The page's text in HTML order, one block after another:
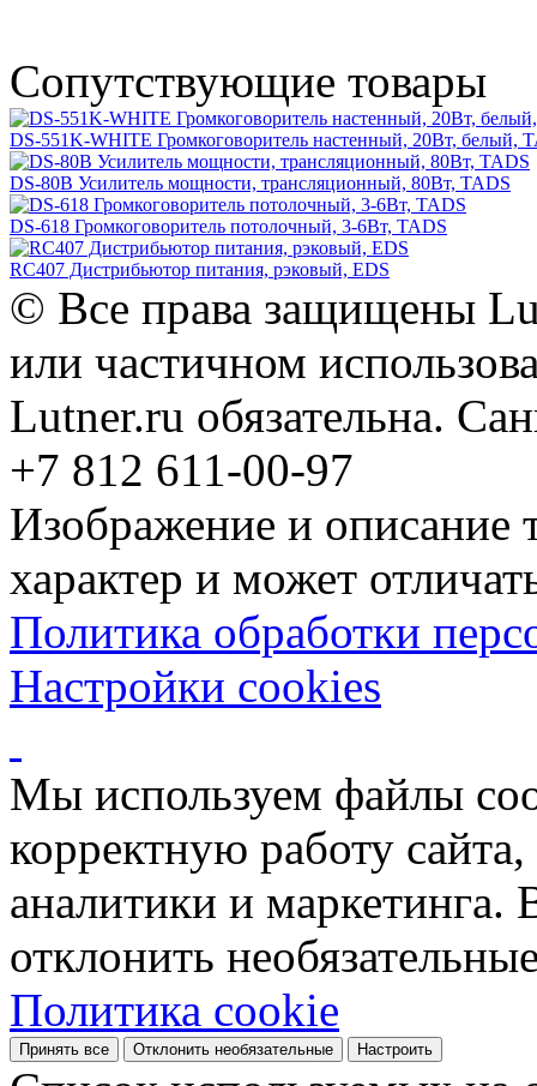
Сопутствующие товары
DS-551K-WHITE Громкоговоритель настенный, 20Вт, белый,
DS-80B Усилитель мощности, трансляционный, 80Вт, TADS
DS-618 Громкоговоритель потолочный, 3-6Вт, TADS
RC407 Дистрибьютор питания, рэковый, EDS
© Все права защищены
или частичном
Lutner.ru обязательна.
+7 812 611-00-97
Изображение и описание
характер и может
Политика обработки
Настройки cookies
Мы используем файлы
корректную работу
аналитики и
отклонить
Политика cookie
Принять все Отклонить необязательные Настроить